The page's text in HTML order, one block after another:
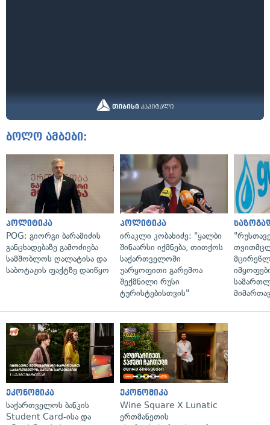
ბოლო ამბები:
პოლიტიკა
POG: გიორგი ბარამიძის
განცხადებაზე გამოძიება
სამშობლოს ღალატისა და
საბოტაჟის ფაქტზე დაიწყო
პოლიტიკა
ირაკლი კობახიძე: "ყალბი
შინაარსი იქმნება, თითქოს
საქართველოში
უარყოფითი გარემოა
შექმნილი რუსი
ტურისტებისთვის"
ეკონომიკა
საქართველოს ბანკის
Student Card-ისა და
ეკონომიკა
Wine Square X Lunatic
ერთმანეთის